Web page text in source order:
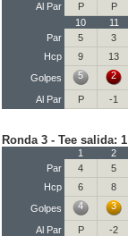
Al Par P P
10
11
Par
5 3
Hcp
9 13
Golpes
5 2
Al Par P -1
Ronda 3 - Tee salida: 1
1 2
Par
4 5
Hcp
6 8
Golpes
4 3
Al Par P -2